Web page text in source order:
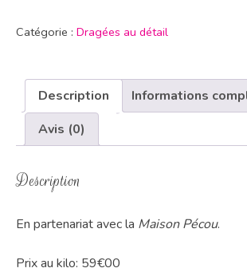
Catégorie : Dragées au détail
Description
Informations
Avis (0)
Description
En partenariat avec la Maison Pécou.
Prix au kilo: 59€00